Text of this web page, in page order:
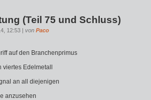
(Teil 75 und Schluss)
12:53 | von Paco
auf den Branchenprimus
Edelmetall
an all diejenigen
anzusehen